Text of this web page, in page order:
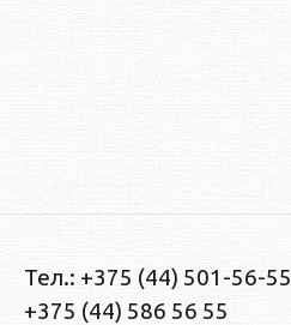
Тел.: +375 (44) 501-56-55
+375 (44) 586 56 55